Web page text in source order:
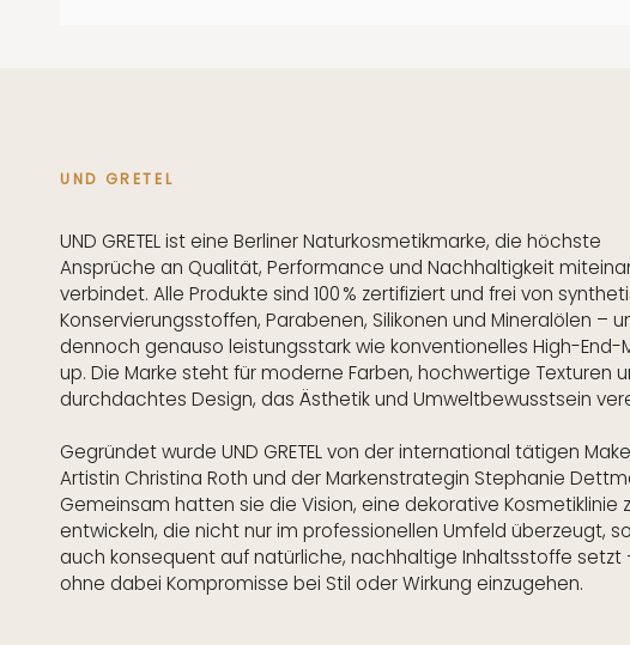
UND GRETEL
UND GRETEL ist eine Berliner Naturkosmetikmarke, die höchste
Ansprüche an Qualität, Performance und Nachhaltigkeit
verbindet. Alle Produkte sind 100 % zertifiziert und frei von
Konservierungsstoffen, Parabenen, Silikonen und Mineralölen –
dennoch genauso leistungsstark wie konventionelles High-End-
up. Die Marke steht für moderne Farben, hochwertige Texturen
durchdachtes Design, das Ästhetik und Umweltbewusstsein
Gegründet wurde UND GRETEL von der international tätigen
Artistin Christina Roth und der Markenstrategin Stephanie
Gemeinsam hatten sie die Vision, eine dekorative Kosmetiklinie
entwickeln, die nicht nur im professionellen Umfeld überzeugt,
auch konsequent auf natürliche, nachhaltige Inhaltsstoffe setzt
ohne dabei Kompromisse bei Stil oder Wirkung einzugehen.